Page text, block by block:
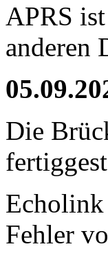
APRS
anderen
Die
Echolink
Fehler